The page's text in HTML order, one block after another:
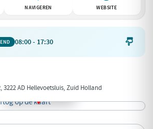
NAVIGEREN WEBSITE
08:00 - 17:30 
3222 AD Hellevoetsluis, Zuid Holland